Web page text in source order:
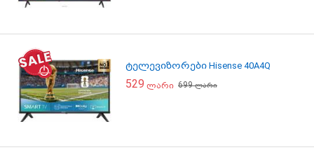
ტელევიზორები Hisense 40A4Q
529 ლარი 699ლარი